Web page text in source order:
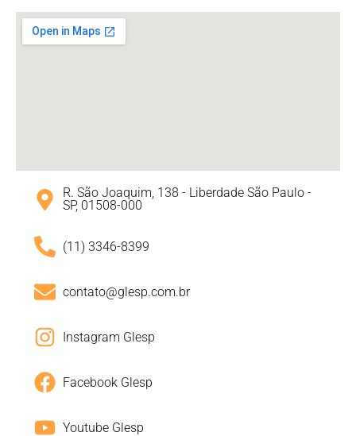
R. São Joaquim, 138 - Liberdade São Paulo -
SP, 01508-000
(11) 3346-8399
contato@glesp.com.br
Instagram Glesp
Facebook Glesp
Youtube Glesp